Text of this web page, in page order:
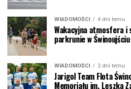
WIADOMOŚCI 4 dni temu
Wakacyjna atmosfera
parkrunie w Świnoujściu
WIADOMOŚCI 2 dni temu
Jarigol Team Flota
Memoriału im. Leszka